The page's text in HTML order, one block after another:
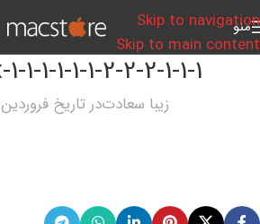
Skip to navigation
Skip to main content
منو
1-1-1-1-1-2-2-2-1-1-1
زیبا سعادتدر تاریخ فروردین 21, 1397